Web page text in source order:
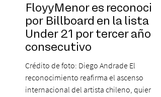
FloyyMenor es reconocido
por Billboard en la lista 21
Under 21 por tercer año
consecutivo
Crédito de foto: Diego Andrade El
reconocimiento reafirma el ascenso
internacional del artista chileno, quien